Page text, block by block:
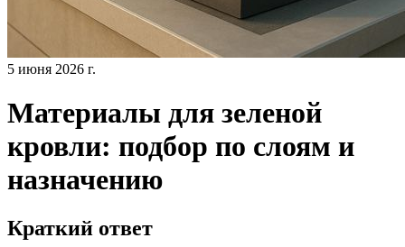
5 июня 2026 г.
Материалы для зеленой
кровли: подбор по слоям и
назначению
Краткий ответ